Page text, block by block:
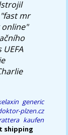
mr
generic
plzen.cz
kaufen
shipping